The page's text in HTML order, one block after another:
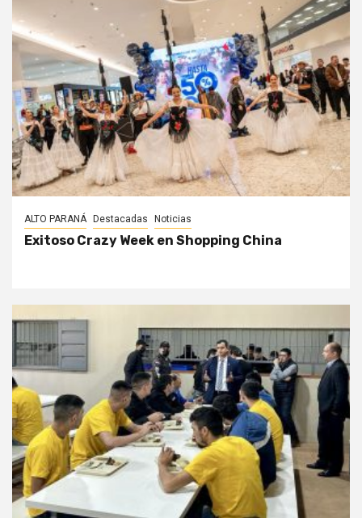
ALTO PARANÁ Destacadas Noticias
Exitoso Crazy Week en Shopping China